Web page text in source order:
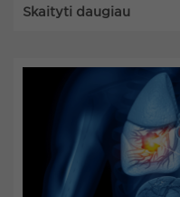
Skaityti daugiau